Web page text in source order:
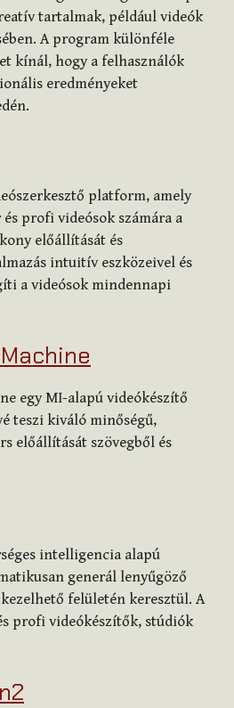
tartalmak, például videók
A program különféle
kínál, hogy a felhasználók
eredményeket
platform, amely
profi videósok számára a
előállítását és
intuitív eszközeivel és
a videósok mindennapi
egy MI-alapú videókészítő
teszi kiváló minőségű,
előállítását szövegből és
intelligencia alapú
generál lenyűgöző
felületén keresztül. A
profi videókészítők, stúdiók